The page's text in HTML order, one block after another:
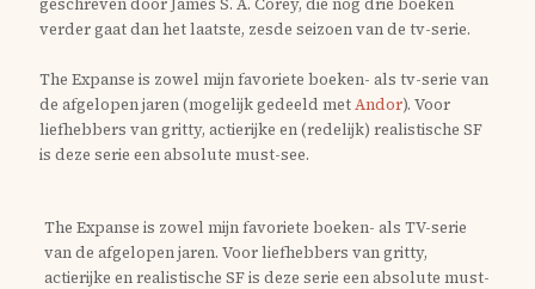
verder gaat dan het laatste, zesde seizoen van de tv-serie.
The Expanse is zowel mijn favoriete boeken- als tv-serie van
de afgelopen jaren (mogelijk gedeeld metAndor). Voor
liefhebbers van gritty, actierijke en (redelijk) realistische SF
is deze serie een absolute must-see.
The Expanse is zowel mijn favoriete boeken- als TV-serie
van de afgelopen jaren. Voor liefhebbers van gritty,
actierijke en realistische SF is deze serie een absolute must-